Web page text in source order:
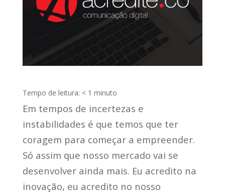
Tempo de leitura: < 1 minuto
Em tempos de incertezas e
instabilidades é que temos que ter
coragem para começar a empreender.
Só assim que nosso mercado vai se
desenvolver ainda mais. Eu acredito na
inovação, eu acredito no nosso